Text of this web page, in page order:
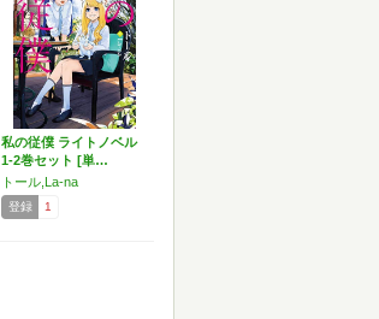
私の従僕 ライトノベル
1-2巻セット [単…
トール,La-na
登録 1